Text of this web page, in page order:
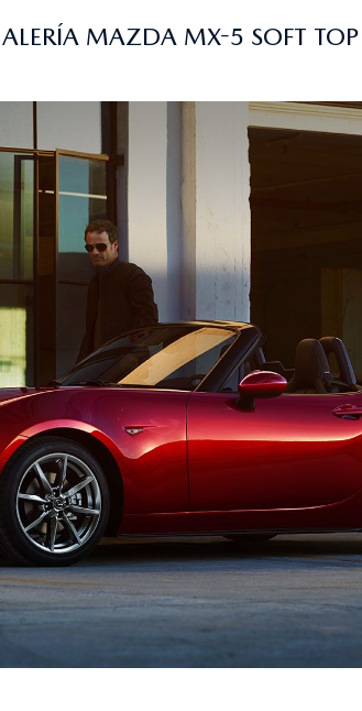
MAZDA MX-5 SOFT TOP